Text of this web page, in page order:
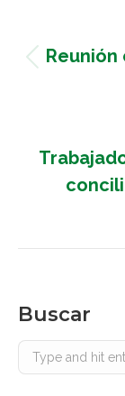
Buscar
Search: